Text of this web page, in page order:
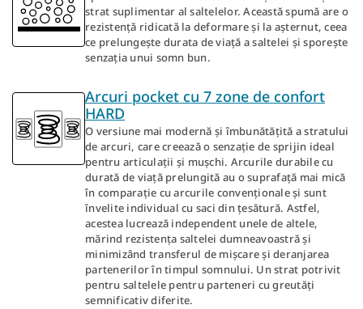
strat suplimentar al saltelelor. Această spumă are o
rezistență ridicată la deformare și la așternut, ceea
ce prelungește durata de viață a saltelei și sporește
senzația unui somn bun.
Arcuri pocket cu 7 zone de confort
HARD
O versiune mai modernă și îmbunătățită a stratului
de arcuri, care creează o senzație de sprijin ideal
pentru articulații și mușchi. Arcurile durabile cu
durată de viață prelungită au o suprafață mai mică
în comparație cu arcurile convenționale și sunt
învelite individual cu saci din țesătură. Astfel,
acestea lucrează independent unele de altele,
mărind rezistența saltelei dumneavoastră și
minimizând transferul de mișcare și deranjarea
partenerilor în timpul somnului. Un strat potrivit
pentru saltelele pentru parteneri cu greutăți
semnificativ diferite.